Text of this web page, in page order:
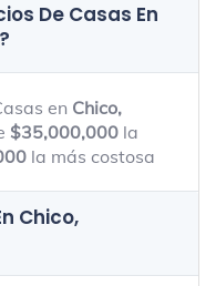
De Casas En
?
en Chico,
$35,000,000 la
la más costosa
Chico,